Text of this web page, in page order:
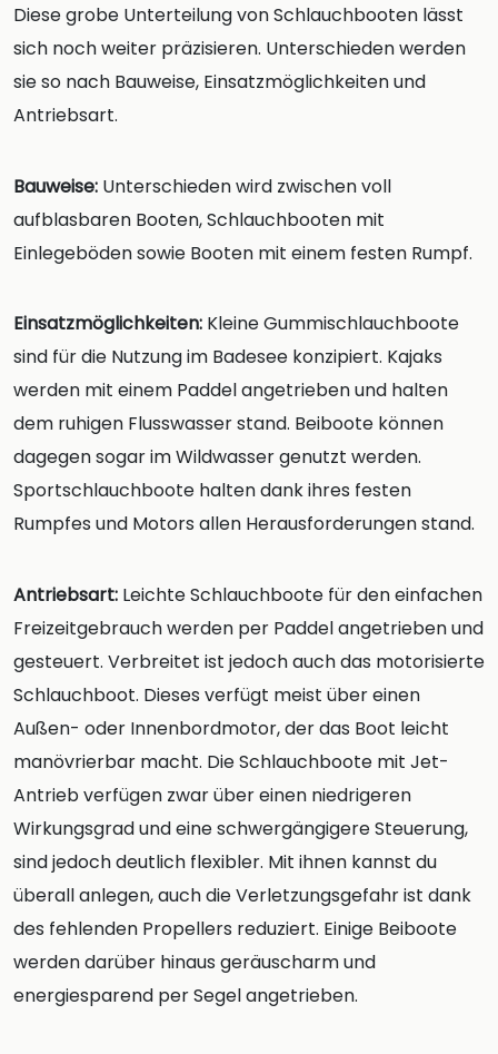
Diese grobe Unterteilung von Schlauchbooten lässt
sich noch weiter präzisieren. Unterschieden werden
sie so nach Bauweise, Einsatzmöglichkeiten und
Antriebsart.
Bauweise: Unterschieden wird zwischen voll
aufblasbaren Booten, Schlauchbooten mit
Einlegeböden sowie Booten mit einem festen Rumpf.
Einsatzmöglichkeiten: Kleine Gummischlauchboote
sind für die Nutzung im Badesee konzipiert. Kajaks
werden mit einem Paddel angetrieben und halten
dem ruhigen Flusswasser stand. Beiboote können
dagegen sogar im Wildwasser genutzt werden.
Sportschlauchboote halten dank ihres festen
Rumpfes und Motors allen Herausforderungen stand.
Antriebsart: Leichte Schlauchboote für den einfachen
Freizeitgebrauch werden per Paddel angetrieben und
gesteuert. Verbreitet ist jedoch auch das motorisierte
Schlauchboot. Dieses verfügt meist über einen
Außen- oder Innenbordmotor, der das Boot leicht
manövrierbar macht. Die Schlauchboote mit Jet-
Antrieb verfügen zwar über einen niedrigeren
Wirkungsgrad und eine schwergängigere Steuerung,
sind jedoch deutlich flexibler. Mit ihnen kannst du
überall anlegen, auch die Verletzungsgefahr ist dank
des fehlenden Propellers reduziert. Einige Beiboote
werden darüber hinaus geräuscharm und
energiesparend per Segel angetrieben.